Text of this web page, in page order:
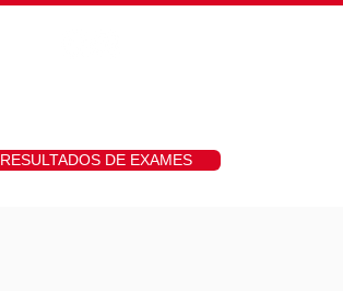
RESULTADOS DE EXAMES